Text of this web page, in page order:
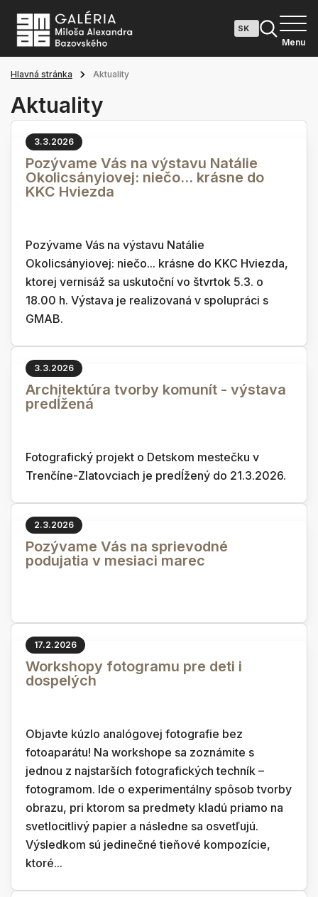
Menu
Hlavná stránka Aktuality
Aktuality
3.3.2026
Pozývame Vás na výstavu Natálie
Okolicsányiovej: niečo... krásne do
KKC Hviezda
Pozývame Vás na výstavu Natálie
Okolicsányiovej: niečo... krásne do KKC Hviezda,
ktorej vernisáž sa uskutoční vo štvrtok 5.3. o
18.00 h. Výstava je realizovaná v spolupráci s
GMAB.
3.3.2026
Architektúra tvorby komunít - výstava
predĺžená
Fotografický projekt o Detskom mestečku v
Trenčíne-Zlatovciach je predĺžený do 21.3.2026.
2.3.2026
Pozývame Vás na sprievodné
podujatia v mesiaci marec
17.2.2026
Workshopy fotogramu pre deti i
dospelých
Objavte kúzlo analógovej fotografie bez
fotoaparátu! Na workshope sa zoznámite s
jednou z najstarších fotografických techník –
fotogramom. Ide o experimentálny spôsob tvorby
obrazu, pri ktorom sa predmety kladú priamo na
svetlocitlivý papier a následne sa osvetľujú.
Výsledkom sú jedinečné tieňové kompozície,
ktoré...